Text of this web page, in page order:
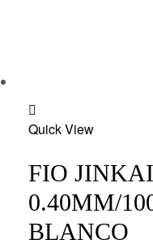
to
Quick View
FIO
0.40MM/
BLANCO